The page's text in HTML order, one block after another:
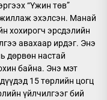
“Үжин төв”
эхэлсэн. Манай
хохирогч эрсдэлийн
авахаар ирдэг. Энэ
дөрвөн настай
байна. Энэ мэт
15 төрлийн цогц
үйлчилгээг бий